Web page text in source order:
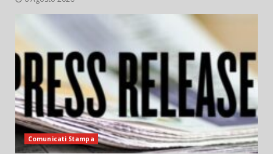
Comunicati Stampa